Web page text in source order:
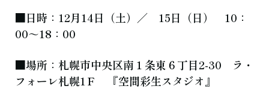
■日時：12月14日（土）／ 15日（日） 10：
00～18：00
■場所：札幌市中央区南１条東６丁目2-30 ラ・
フォーレ札幌1Ｆ 『空間彩生スタジオ』